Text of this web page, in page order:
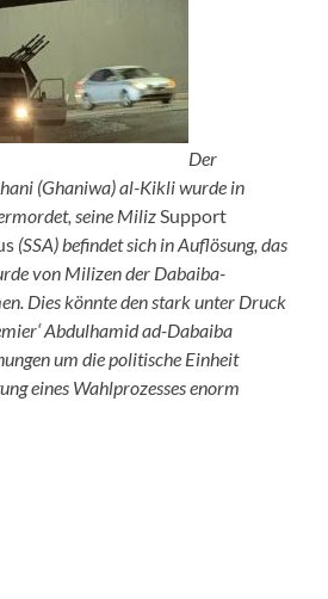
Der
(Ghaniwa) al-Kikli wurde in
seine MilizSupport
(SSA) befindet sich in Auflösung, das
von Milizen der Dabaiba-
Dies könnte den stark unter Druck
Abdulhamid ad-Dabaiba
um die politische Einheit
eines Wahlprozesses enorm